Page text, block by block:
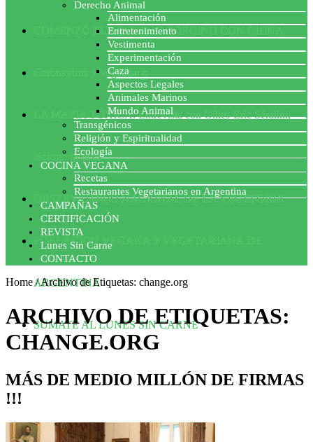
COMENZÓ EL ACUERDO PORCINO CON CHINA
Coronavirus y Veganismo
LA MAFIA TÓXICA: Entrevista con Gilles-Eric Séralini,
biólogo francés
OBSERVATORIO NACIONAL DE LA VEGEFOBIA
POBLACION VEGANA Y VEGETARIANA DE
ARGENTINA
SUMATE AL LUNES SIN CARNE
Derecho Animal
Alimentación
Entretenimiento
Vestimenta
Experimentación
Caza
Aspectos Legales
Animales Marinos
Mundo Animal
Transgénicos
Religión y Espiritualidad
Ecología
COCINA VEGANA
Recetas
Restaurantes Vegetarianos en Argentina
CAMPAÑAS
CERTIFICACIÓN
REVISTA
Lunes Sin Carne
CONTACTO
Home/Archivo de Etiquetas: change.org
ARCHIVO DE ETIQUETAS:
CHANGE.ORG
MÁS DE MEDIO MILLÓN DE FIRMAS
!!!